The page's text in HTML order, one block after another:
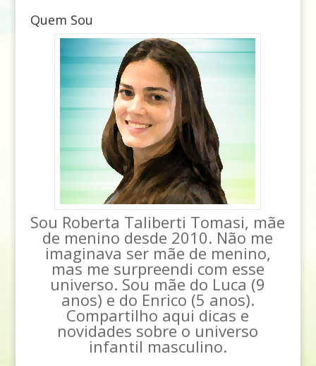
Quem Sou
Sou Roberta Taliberti Tomasi, mãe
de menino desde 2010. Não me
imaginava ser mãe de menino,
mas me surpreendi com esse
universo. Sou mãe do Luca (9
anos) e do Enrico (5 anos).
Compartilho aqui dicas e
novidades sobre o universo
infantil masculino.